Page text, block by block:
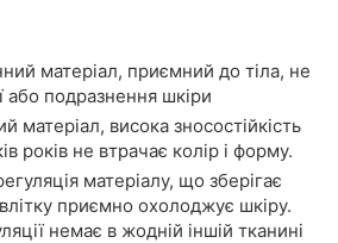
матеріал, приємний до тіла, не
або подразнення шкіри
матеріал, висока зносостійкість
років не втрачає колір і форму.
матеріалу, що зберігає
приємно охолоджує шкіру.
немає в жодній іншій тканині